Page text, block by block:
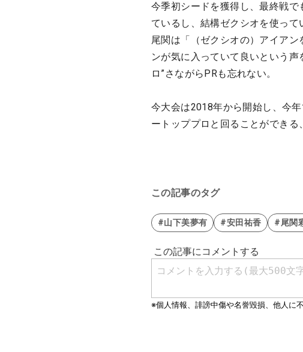
今季初シードを獲得し、最終戦
ているし、結構ゼクシオを使っ
尾関は「（ゼクシオの）アイア
ンが気に入っていて良いという
ロ”さながらPRも忘れない。
今大会は2018年から開始し、今
ートッププロと回ることができる
この記事のタグ
#山下美夢有 #安田祐香 #尾関